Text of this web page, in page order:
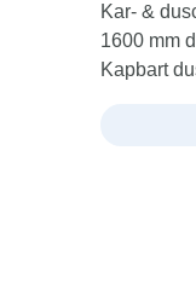
Kar- &
1600 mm
Kapbart